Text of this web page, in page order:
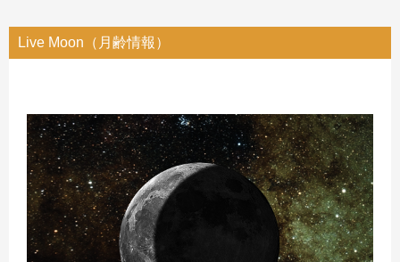
Live Moon（月齢情報）